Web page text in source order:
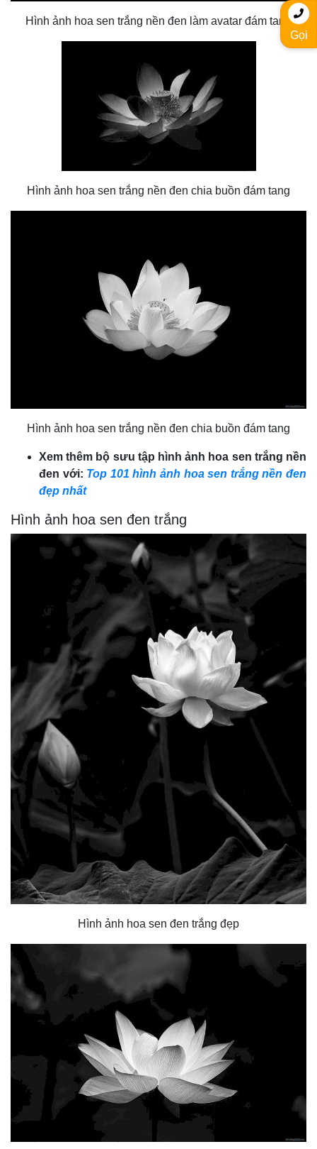
Hình ảnh hoa sen trắng nền đen làm avatar đám tang
Hình ảnh hoa sen trắng nền đen chia buồn đám tang
Hình ảnh hoa sen trắng nền đen chia buồn đám tang
Xem thêm bộ sưu tập hình ảnh hoa sen trắng nền
đen với: Top 101 hình ảnh hoa sen trắng nền đen
đẹp nhất
Hình ảnh hoa sen đen trắng
Hình ảnh hoa sen đen trắng đẹp
Gọi